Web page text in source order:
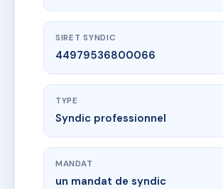
SIRET SYNDIC
44979536800066
TYPE
Syndic professionnel
MANDAT
un mandat de syndic